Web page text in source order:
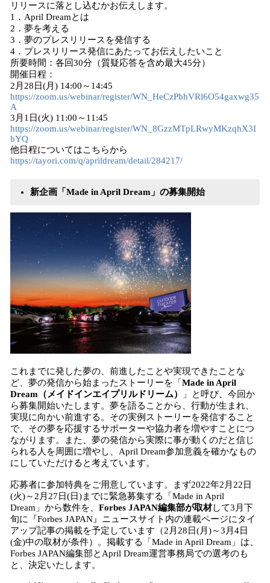
リリースに落とし込むかお伝えします。
1．April Dreamとは
2．夢を考える
3．夢のプレスリリースを発信する
4．プレスリリース発信にあたってお伝えしたいこと
所要時間：各回30分（質疑応答を含め最大45分）
開催日程：
2月28日(月) 14:00～14:45
https://zoom.us/webinar/register/WN_HeCzPbhVRl6O54gaxwg35
A
3月1日(火) 11:00～11:45
https://zoom.us/webinar/register/WN_8GzzMTpLRwyMKzqhX3I
bYQ
他日程についてはこちらから
https://tayori.com/q/aprildream/detail/284217/
新企画「Made in April Dream」の募集開始
これまでに発した夢の、前進したことや実現できたことな
ど、夢の発信から始まったストーリーを「 Made in April
Dream（メイドインエイプリルドリーム）
」と呼び、今回か
ら募集開始いたします。夢を語ることから、行動が生まれ、
実現に向かい前進する。その実例ストーリーを発信すること
で、その夢を応援するサポーターや協力者を増やすことにつ
ながります。また、夢の発信から実際に事が動くのだと信じ
られる人を周囲に増やし、April Dream参加意義を確かなもの
にしていただけると考えています。
応募者に参加特典をご用意しています。まず2022年2月22日
(火)～2月27日(日)までに緊急募集する「Made in April
Dream」から数件を、 Forbes JAPAN編集部が取材して3月下
旬に『Forbes JAPAN』ニュースサイト内の連載ページにタイ
アップ記事の掲載を予定しています（2月28日(月)～3月4日
(金)中の取材が条件）。掲載する「Made in April Dream」は、
Forbes JAPAN編集部とApril Dream運営事務局での選考のも
と、決定いたします。